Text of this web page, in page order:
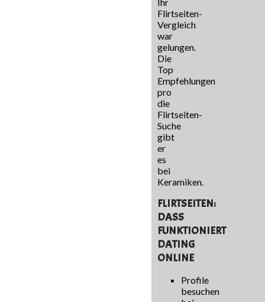
Flirtseiten-
Vergleich
war
gelungen.
Die
Top
Empfehlungen
pro
die
Flirtseiten-
Suche
gibt
er
es
bei
Keramiken.
FLIRTSEITEN:
DASS
FUNKTIONIERT
DATING
ONLINE
Profile
besuchen